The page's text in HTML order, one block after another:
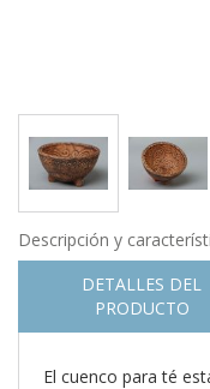
Descripción y
DETALLES DEL
PRODUCTO
El cuenco para té